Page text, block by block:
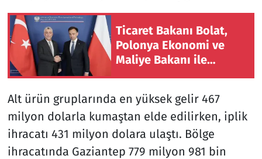
Ticaret Bakanı Bolat,
Polonya Ekonomi ve
Maliye Bakanı ile
Alt ürün gruplarında en yüksek gelir 467
milyon dolarla kumaştan elde edilirken, iplik
ihracatı 431 milyon dolara ulaştı. Bölge
ihracatında Gaziantep 779 milyon 981 bin
Televizyon